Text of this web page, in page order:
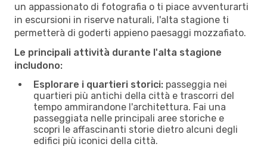
un appassionato di fotografia o ti piace avventurarti
in escursioni in riserve naturali, l'alta stagione ti
permetterà di goderti appieno paesaggi mozzafiato.
Le principali attività durante l'alta stagione
includono:
Esplorare i quartieri storici: passeggia nei
quartieri più antichi della città e trascorri del
tempo ammirandone l'architettura. Fai una
passeggiata nelle principali aree storiche e
scopri le affascinanti storie dietro alcuni degli
edifici più iconici della città.